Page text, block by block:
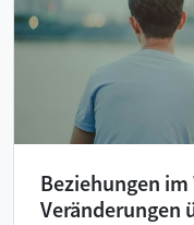
Beziehungen
Veränderungen